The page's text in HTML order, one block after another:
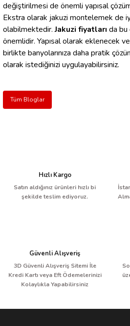
değiştirilmesi de önemli yapısal
Ekstra olarak jakuzi montelemek de
olabilmektedir.Jakuzi fiyatları da bu
önemlidir. Yapısal olarak eklenecek
birlikte banyolarınıza daha pratik
olarak istediğinizi uygulayabilirsiniz.
Tüm Bloglar
Hızlı Kargo
Satın aldığınız ürünleri hızlı bi
şekilde teslim ediyoruz.
Güvenli Alışveriş
3D Güvenli Alışveriş Sitemi İle
Kredi Kartı veya Eft Ödemelerinizi
Kolaylıkla Yapabilirsiniz